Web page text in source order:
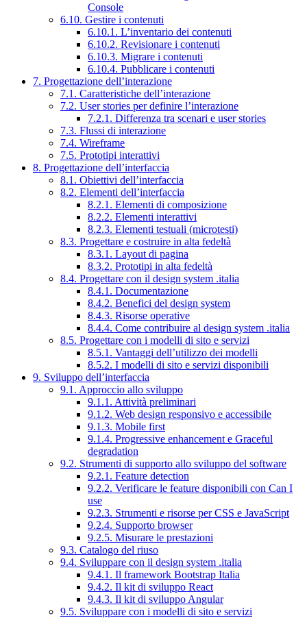
Console
6.10. Gestire i contenuti
6.10.1. L’inventario dei contenuti
6.10.2. Revisionare i contenuti
6.10.3. Migrare i contenuti
6.10.4. Pubblicare i contenuti
7. Progettazione dell’interazione
7.1. Caratteristiche dell’interazione
7.2. User stories per definire l’interazione
7.2.1. Differenza tra scenari e user stories
7.3. Flussi di interazione
7.4. Wireframe
7.5. Prototipi interattivi
8. Progettazione dell’interfaccia
8.1. Obiettivi dell’interfaccia
8.2. Elementi dell’interfaccia
8.2.1. Elementi di composizione
8.2.2. Elementi interattivi
8.2.3. Elementi testuali (microtesti)
8.3. Progettare e costruire in alta fedeltà
8.3.1. Layout di pagina
8.3.2. Prototipi in alta fedeltà
8.4. Progettare con il design system .italia
8.4.1. Documentazione
8.4.2. Benefici del design system
8.4.3. Risorse operative
8.4.4. Come contribuire al design system .italia
8.5. Progettare con i modelli di sito e servizi
8.5.1. Vantaggi dell’utilizzo dei modelli
8.5.2. I modelli di sito e servizi disponibili
9. Sviluppo dell’interfaccia
9.1. Approccio allo sviluppo
9.1.1. Attività preliminari
9.1.2. Web design responsivo e accessibile
9.1.3. Mobile first
9.1.4. Progressive enhancement e Graceful
degradation
9.2. Strumenti di supporto allo sviluppo del software
9.2.1. Feature detection
9.2.2. Verificare le feature disponibili con Can I
use
9.2.3. Strumenti e risorse per CSS e JavaScript
9.2.4. Supporto browser
9.2.5. Misurare le prestazioni
9.3. Catalogo del riuso
9.4. Sviluppare con il design system .italia
9.4.1. Il framework Bootstrap Italia
9.4.2. Il kit di sviluppo React
9.4.3. Il kit di sviluppo Angular
9.5. Sviluppare con i modelli di sito e servizi